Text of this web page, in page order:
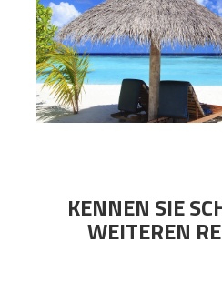
KENNEN SIE
WEITEREN